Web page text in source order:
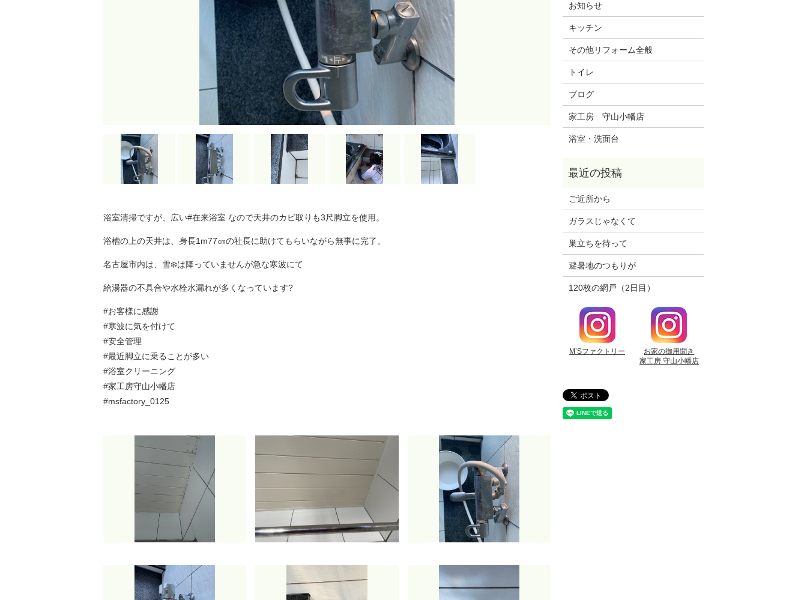
浴室清掃ですが、広い#在来浴室 なので天井のカビ取りも3尺脚立を使用。
浴槽の上の天井は、身長1m77㎝の社長に助けてもらいながら無事に完了。
名古屋市内は、雪❄️は降っていませんが急な寒波にて
給湯器の不具合や水栓水漏れが多くなっています?
#お客様に感謝
#寒波に気を付けて
#安全管理
#最近脚立に乗ることが多い
#浴室クリーニング
#家工房守山小幡店
#msfactory_0125
お知らせ
キッチン
その他リフォーム全般
トイレ
ブログ
家工房 守山小幡店
浴室・洗面台
ご近所から
ガラスじゃなくて
巣立ちを待って
避暑地のつもりが
120枚の網戸（2日目）
M’Sファクトリー
お家の御用聞き
家工房 守山小幡店